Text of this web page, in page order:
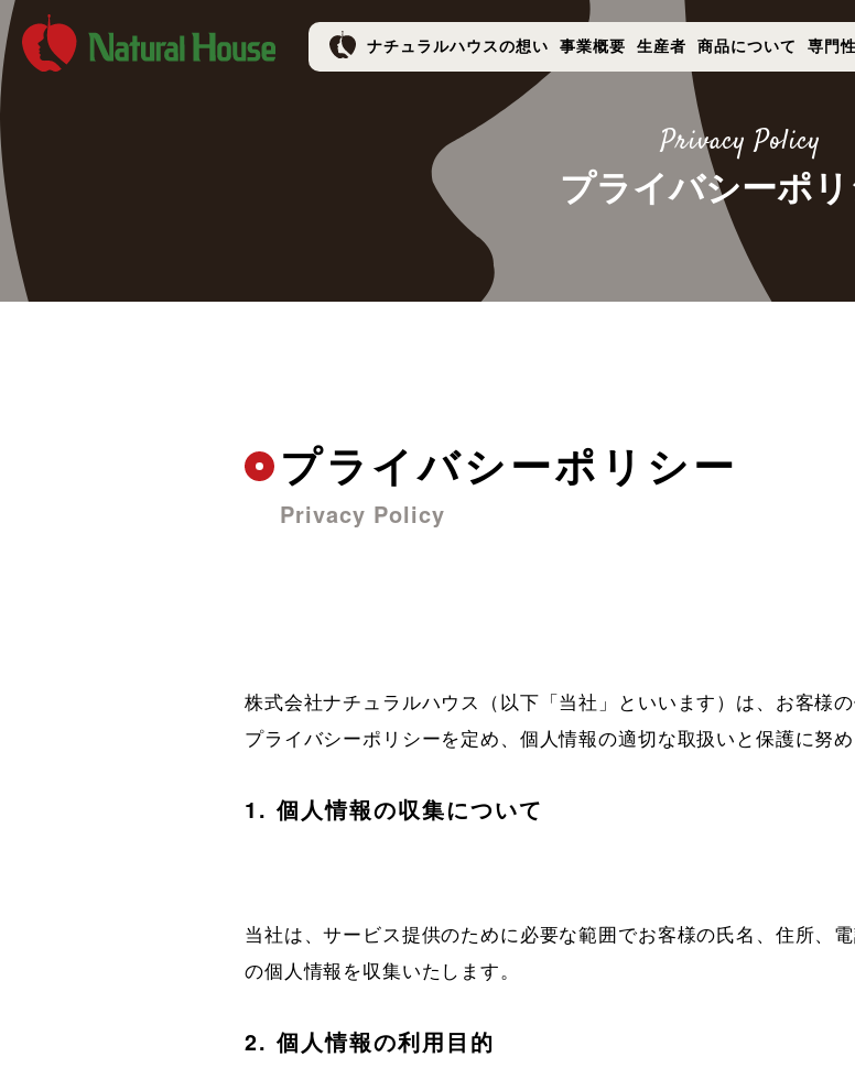
ナチュラルハウス - 公式コーポレートサイト｜TOP
ナチュラルハウスの想い 事業概要 生産者 商品について 専門性
ナチュラルハウス - 公式コーポレートサ
ナチュラルハウスの想い
事業概要
生産者
店舗案内
Privacy Policy
プライバシーポ
Privacy Policy
株式会社ナチュラルハウス（以下「当社」といいます）は、お客様
プライバシーポリシーを定め、個人情報の適切な取扱いと保護に努め
1. 個人情報の収集について
当社は、サービス提供のために必要な範囲でお客様の氏名、住所、
の個人情報を収集いたします。
2. 個人情報の利用目的